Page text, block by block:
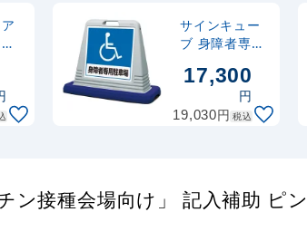
サインキュー
ブ 身障者専用
両面表示
(874-182AGY)
17,300
円
19,030円 税込
ン接種会場向け」 記入補助 ピ